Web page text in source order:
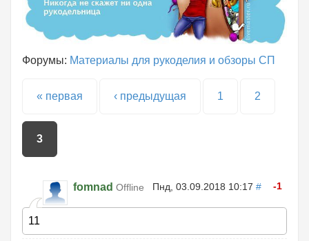
Форумы: Материалы для рукоделия и обзоры СП
Страницы
« первая ‹ предыдущая 1 2
3
fomnad Offline Пнд, 03.09.2018 10:17 # -1
11